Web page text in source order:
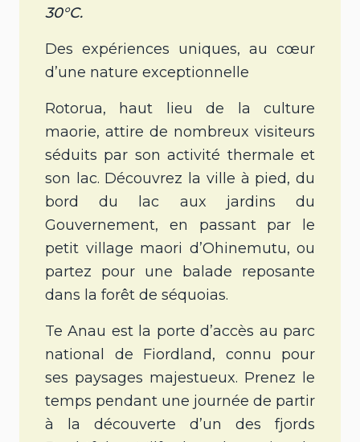
30°C.
Des expériences uniques, au cœur
d’une nature exceptionnelle
Rotorua, haut lieu de la culture
maorie, attire de nombreux visiteurs
séduits par son activité thermale et
son lac. Découvrez la ville à pied, du
bord du lac aux jardins du
Gouvernement, en passant par le
petit village maori d’Ohinemutu, ou
partez pour une balade reposante
dans la forêt de séquoias.
Te Anau est la porte d’accès au parc
national de Fiordland, connu pour
ses paysages majestueux. Prenez le
temps pendant une journée de partir
à la découverte d’un des fjords